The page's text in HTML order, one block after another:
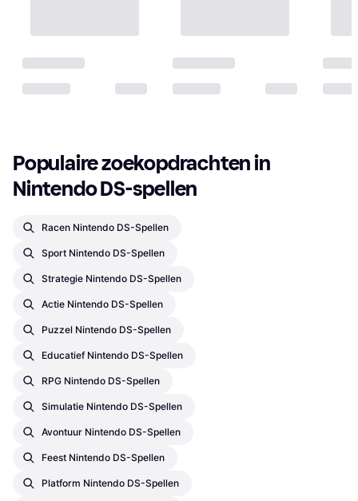
Populaire zoekopdrachten in
Nintendo DS-spellen
Racen Nintendo DS-Spellen
Sport Nintendo DS-Spellen
Strategie Nintendo DS-Spellen
Actie Nintendo DS-Spellen
Puzzel Nintendo DS-Spellen
Educatief Nintendo DS-Spellen
RPG Nintendo DS-Spellen
Simulatie Nintendo DS-Spellen
Avontuur Nintendo DS-Spellen
Feest Nintendo DS-Spellen
Platform Nintendo DS-Spellen